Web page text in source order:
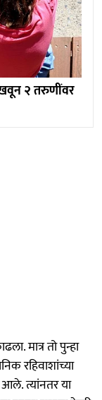
२ तरुणींवर
मात्र तो पुन्हा
रहिवाशांच्या
आले. त्यांनतर या